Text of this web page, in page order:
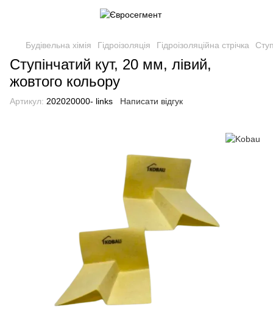
Будівельна хімія Гідроізоляція Гідроізоляційна стрічка
Ступінчатий кут, 20 мм, лівий,
жовтого кольору
Артикул: 202020000- links Написати відгук